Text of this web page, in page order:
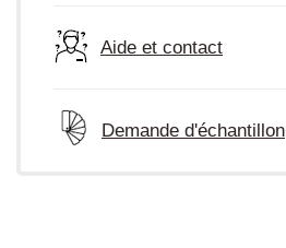
Aide et contact
Demande d'échantillon